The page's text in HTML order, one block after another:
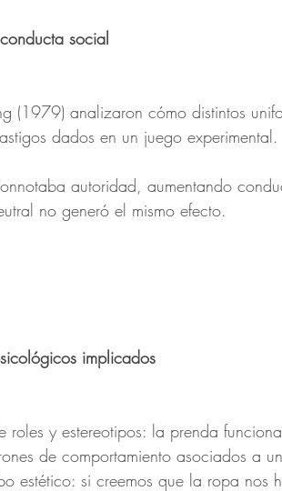
social
(1979) analizaron cómo distintos
dados en un juego experimental.
autoridad, aumentando
no generó el mismo efecto.
implicados
roles y estereotipos: la prenda
de comportamiento asociados a
estético: si creemos que la ropa nos